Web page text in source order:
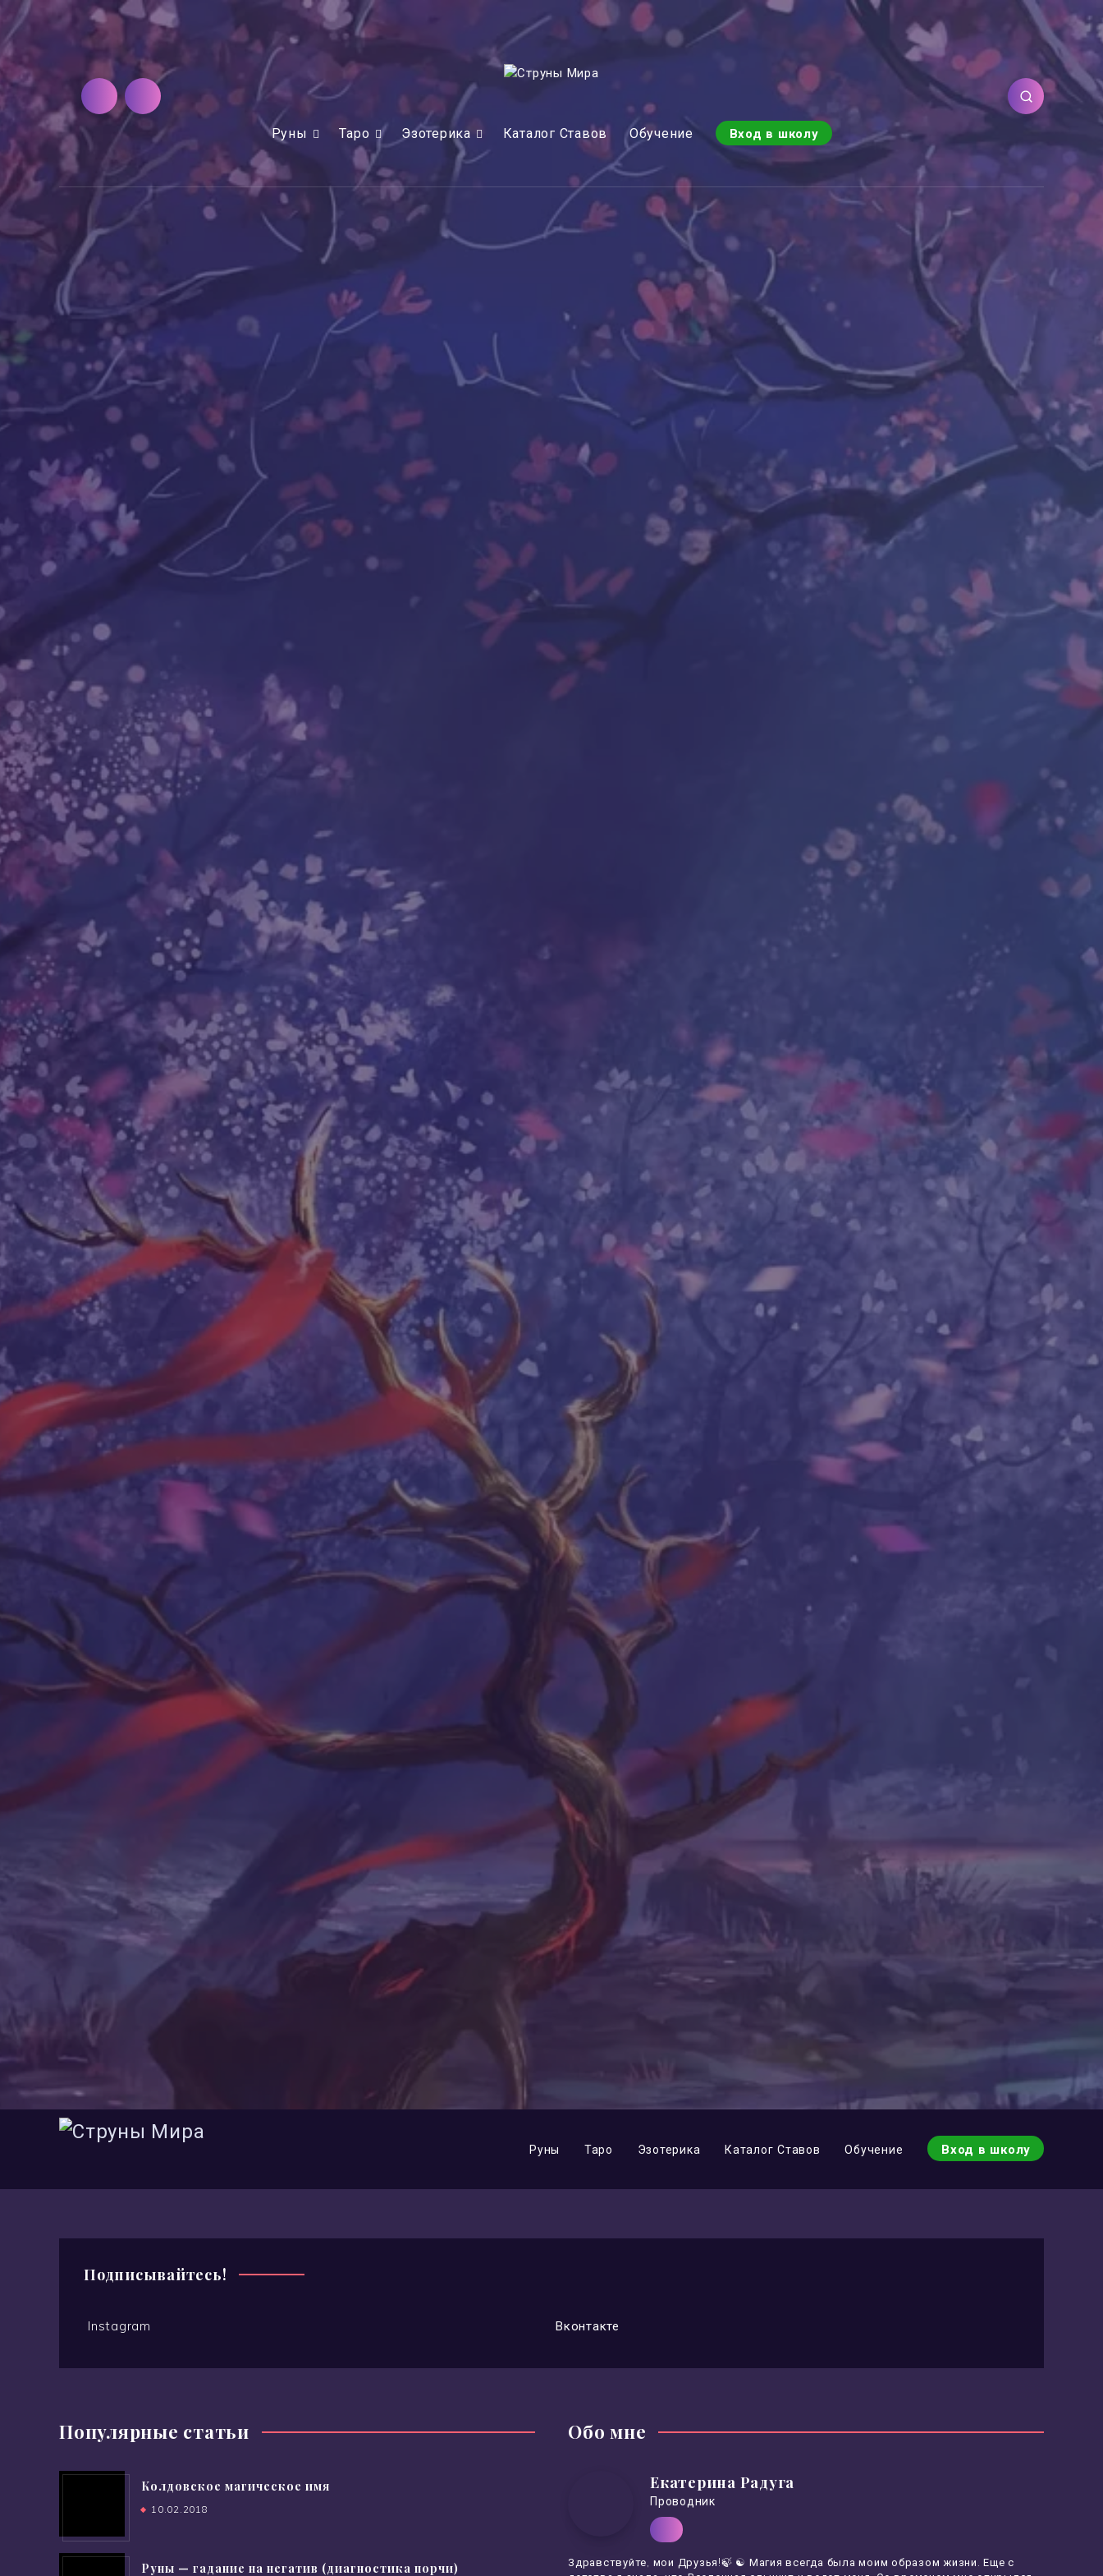
Руны Таро Эзотерика Каталог Ставов Обучение Вход в школу
Nikosho Аудио-книги
Стивен Левин — Год для
жизни. Как прожить
этот год, как последний
Океан 08.08.2016
В своей книге Стивен Левин, автор вечного бестселлера «Кто умирает?», учит
нас, как проживать каждый миг, каждый час и день осознанно – будто это всё,
что у нас остаётся. Стоя у порога смерти, Сократ призывал своих учеников к
тому, чтобы учиться умиранию как высочайшей возможной мудрости. Левин
решил прожить целый год именно так, и теперь он делится с читателями тем,
как подобная непосредственность переживания полностью меняет взгляд на
мир и заставляет подвергнуть анализу собственные приоритеты. Большинство
из нас из последних сил игнорируют, высмеивают или отрицают тот факт, что
все мы умрём, но подготовка к смерти – одно из самых разумных и
плодотворных действий всей нашей жизни. Это упражнение, которое даёт нам
возможность разобраться с неразрешёнными трудностями и вступить в новые,
волнующие отношения с жизнью. Чтобы облегчить эту работу, Левин снабдил
читателей годовой программой, состоящей из невероятно практичных стратегий
и сильных медитаций с инструкцией – чтобы в момент своей смерти, когда бы
он ни настал, мы не ощущали, что смерть пришла слишком быстро.
Год выпуска: 2016 г.
Исполнитель: Nikosho
Издательство: Аудиокнига своими руками
Аудио кодек: MP3
Битрейт аудио: VBR V0
Время звучания: 06:21:40
Показать комментарии
Поделиться статьей
Вам также может понравиться:
НИТИ ( Поэма в прозе) Четыре касты. Кто вы?
23.01.2016
Другие статьи
Взаимодействие Миров Древа
Следующая статья
Ошо — Зрелость
Предыдущая статья
детства я знала, что Вселенная слышит и
ведет меня. Со временем мне открылся
алгоритм диалога со Вселенной и руны
стали тем самым "языком" общения с ней.
Приглашаю Вас прикоснуться к этому
инструменту Древних!
Руны Таро Эзотерика Каталог Ставов Обучение Вход в школу
Подписывайтесь!
Instagram Вконтакте
Популярные статьи
Колдовское магическое имя
10.02.2018
Руны — гадание на негатив (диагностика порчи)
Обо мне
Екатерина Радуга
Проводник
Здравствуйте, мои Друзья!🍃 ☯ Магия всегда была моим образом жизни. Еще с